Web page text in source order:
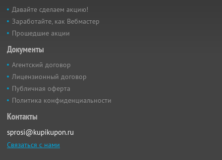
Давайте сделаем акцию!
Заработайте, как Вебмастер
Прошедшие акции
Документы
Агентский договор
Лицензионный договор
Публичная оферта
Политика конфиденциальности
Контакты
sprosi@kupikupon.ru
Связаться с нами